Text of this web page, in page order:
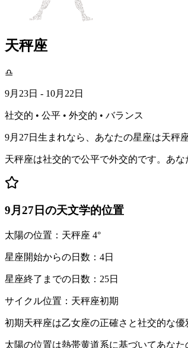
天秤座
♎
9月23日 - 10月22日
社交的 • 公平 • 外交的 • バランス
9月27日生まれなら、あなたの星座は天秤座
天秤座は社交的で公平で外交的です。あ
9月27日の天文学的位置
太陽の位置：天秤座 4°
星座開始からの日数：4日
星座終了までの日数：25日
サイクル位置：天秤座初期
初期天秤座は乙女座の正確さと社交的な
太陽の位置は熱帯黄道系に基づいてあな